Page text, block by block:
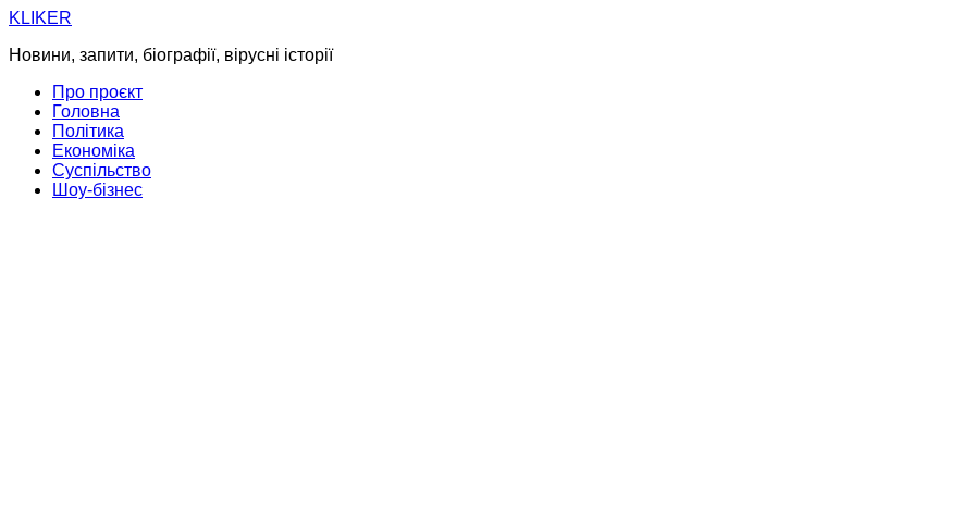
Skip
content
KLIKER
Новини, запити, біографії, вірусні історії
Про проєкт
Головна
Політика
Економіка
Суспільство
Шоу-бізнес